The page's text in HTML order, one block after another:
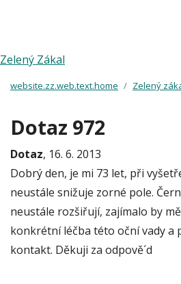
Zelený Zákal
website.zz.web.text.home Zelený
Dotaz 972
Dotaz, 16. 6. 2013
Dobrý den, je mi 73 let, při
neustále snižuje zorné pole.
neustále rozšiřují, zajímalo by
konkrétní léčba této oční vady a
kontakt. Děkuji za odpově´d